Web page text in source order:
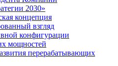
2030»
концепция
взгляд
конфигурации
мощностей
перерабатывающих